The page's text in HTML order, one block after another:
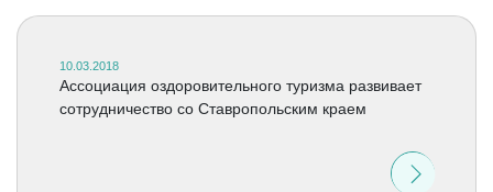
10.03.2018
Ассоциация оздоровительного туризма развивает
сотрудничество со Ставропольским краем